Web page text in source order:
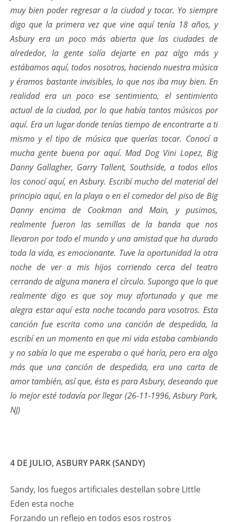
muy bien poder regresar a la ciudad y tocar. Yo siempre
digo que la primera vez que vine aquí tenía 18 años, y
Asbury era un poco más abierta que las ciudades de
alrededor, la gente solía dejarte en paz algo más y
estábamos aquí, todos nosotros, haciendo nuestra música
y éramos bastante invisibles, lo que nos iba muy bien. En
realidad era un poco ese sentimiento, el sentimiento
actual de la ciudad, por lo que había tantos músicos por
aquí. Era un lugar donde tenías tiempo de encontrarte a ti
mismo y el tipo de música que querías tocar. Conocí a
mucha gente buena por aquí. Mad Dog Vini Lopez, Big
Danny Gallagher, Garry Tallent, Southside, a todos ellos
los conocí aquí, en Asbury. Escribí mucho del material del
principio aquí, en la playa o en el comedor del piso de Big
Danny encima de Cookman and Main, y pusimos,
realmente fueron las semillas de la banda que nos
llevaron por todo el mundo y una amistad que ha durado
toda la vida, es emocionante. Tuve la oportunidad la otra
noche de ver a mis hijos corriendo cerca del teatro
cerrando de alguna manera el círculo. Supongo que lo que
realmente digo es que soy muy afortunado y que me
alegra estar aquí esta noche tocando para vosotros. Esta
canción fue escrita como una canción de despedida, la
escribí en un momento en que mi vida estaba cambiando
y no sabía lo que me esperaba o qué haría, pero era algo
más que una canción de despedida, era una carta de
amor también, así que, ésta es para Asbury, deseando que
lo mejor esté todavía por llegar (26-11-1996, Asbury Park,
NJ)
4 DE JULIO, ASBURY PARK (SANDY)
Sandy, los fuegos artificiales destellan sobre Little
Eden esta noche
Forzando un reflejo en todos esos rostros